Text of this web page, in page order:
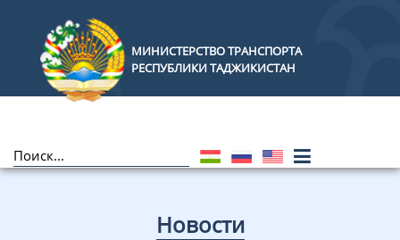
МИНИСТЕРСТВО ТРАНСПОРТА
РЕСПУБЛИКИ ТАДЖИКИСТАН
Новости